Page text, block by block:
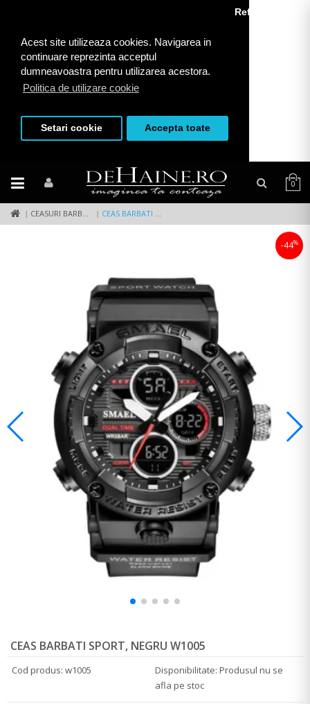
Acest site utilizeaza cookies. Navigarea in
continuare reprezinta acceptul
dumneavoastra pentru utilizarea acestora.
Politica de utilizare cookie
Refuza toate
Setari cookie Accepta toate
0
CEASURI BARBATI CEAS BARBATI SPORT, NEGRU W1005
-44%
CEAS BARBATI SPORT, NEGRU W1005
Cod produs: w1005
Disponibilitate: Produsul nu se
afla pe stoc